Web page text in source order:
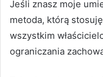
Jeśli znasz moje
metoda, którą
wszystkim
ograniczania